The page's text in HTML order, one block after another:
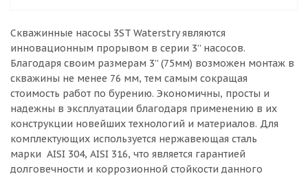
Скважинные насосы 3ST Waterstry являются
инновационным прорывом в серии 3” насосов.
Благодаря своим размерам 3” (75мм) возможен монтаж в
скважины не менее 76 мм, тем самым сокращая
стоимость работ по бурению. Экономичны, просты и
надежны в эксплуатации благодаря применению в их
конструкции новейших технологий и материалов. Для
комплектующих используется нержавеющая сталь
марки AISI 304, AISI 316, что является гарантией
долговечности и коррозионной стойкости данного